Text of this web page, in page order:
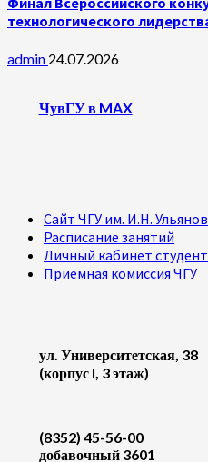
технологического
admin 24.07.2026
ЧувГУ в MAX
Сайт ЧГУ им. И.Н.
Расписание занятий
Личный кабинет
Приемная комиссия ЧГУ
ул. Университетская, 38
(корпус I, 3 этаж)
(8352) 45-56-00
добавочный 3601